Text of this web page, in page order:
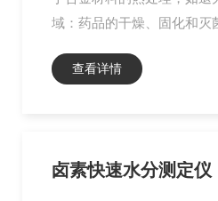
域：药品的干燥、固化和灭
查看详情
卤素快速水分测定